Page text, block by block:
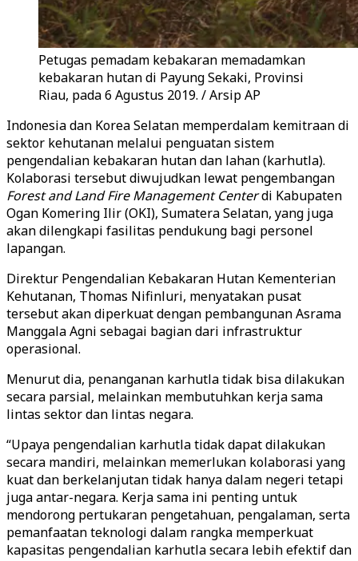
Petugas pemadam kebakaran memadamkan
kebakaran hutan di Payung Sekaki, Provinsi
Riau, pada 6 Agustus 2019. / Arsip AP
Indonesia dan Korea Selatan memperdalam kemitraan di
sektor kehutanan melalui penguatan sistem
pengendalian kebakaran hutan dan lahan (karhutla).
Kolaborasi tersebut diwujudkan lewat pengembangan
Forest and Land Fire Management Centerdi Kabupaten
Ogan Komering Ilir (OKI), Sumatera Selatan, yang juga
akan dilengkapi fasilitas pendukung bagi personel
lapangan.
Direktur Pengendalian Kebakaran Hutan Kementerian
Kehutanan, Thomas Nifinluri, menyatakan pusat
tersebut akan diperkuat dengan pembangunan Asrama
Manggala Agni sebagai bagian dari infrastruktur
operasional.
Menurut dia, penanganan karhutla tidak bisa dilakukan
secara parsial, melainkan membutuhkan kerja sama
lintas sektor dan lintas negara.
“Upaya pengendalian karhutla tidak dapat dilakukan
secara mandiri, melainkan memerlukan kolaborasi yang
kuat dan berkelanjutan tidak hanya dalam negeri tetapi
juga antar-negara. Kerja sama ini penting untuk
mendorong pertukaran pengetahuan, pengalaman, serta
pemanfaatan teknologi dalam rangka memperkuat
kapasitas pengendalian karhutla secara lebih efektif dan